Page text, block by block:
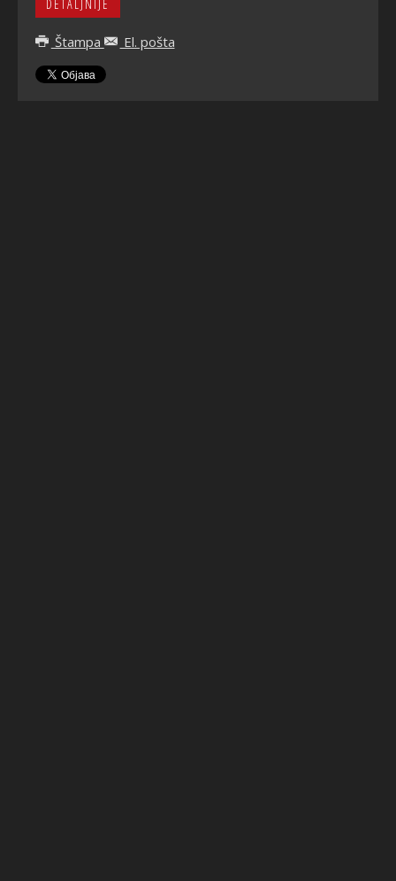
DETALJNIJE
Štampa El. pošta